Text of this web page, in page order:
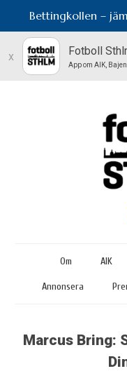
Bettingkollen –
x Fotboll
App om AIK,
Om AIK
Annonsera
Marcus Bring: